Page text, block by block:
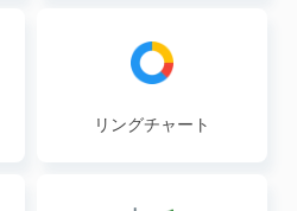
リングチャート